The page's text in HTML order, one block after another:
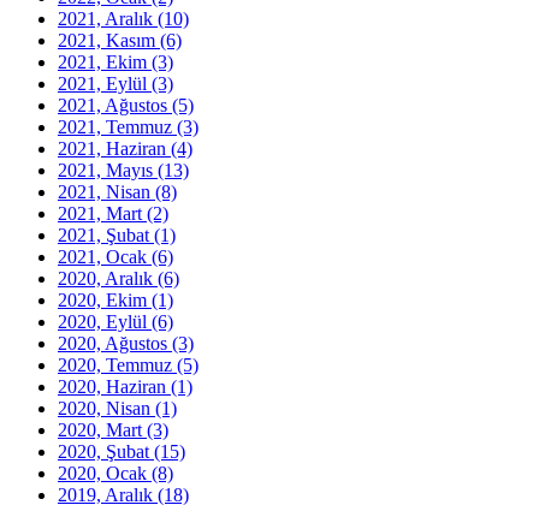
2021, Aralık (10)
2021, Kasım (6)
2021, Ekim (3)
2021, Eylül (3)
2021, Ağustos (5)
2021, Temmuz (3)
2021, Haziran (4)
2021, Mayıs (13)
2021, Nisan (8)
2021, Mart (2)
2021, Şubat (1)
2021, Ocak (6)
2020, Aralık (6)
2020, Ekim (1)
2020, Eylül (6)
2020, Ağustos (3)
2020, Temmuz (5)
2020, Haziran (1)
2020, Nisan (1)
2020, Mart (3)
2020, Şubat (15)
2020, Ocak (8)
2019, Aralık (18)